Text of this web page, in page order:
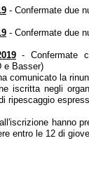
- Confermate due
- Confermate due
- Confermate
e Basser)
comunicato la
iscritta negli
ripescaggio
hanno
entro le 12 di